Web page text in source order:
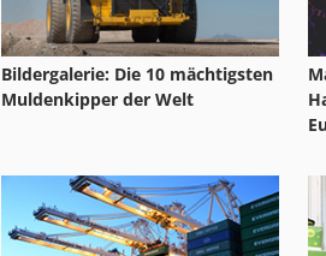
Bildergalerie: Die 10 mächtigsten
Muldenkipper der Welt